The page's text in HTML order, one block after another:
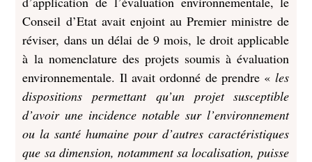
Conseil d’Etat avait enjoint au Premier ministre de
réviser, dans un délai de 9 mois, le droit applicable
à la nomenclature des projets soumis à évaluation
environnementale. Il avait ordonné de prendre «les
dispositions permettant qu’un projet susceptible
d’avoir une incidence notable sur l’environnement
ou la santé humaine pour d’autres caractéristiques
que sa dimension, notamment sa localisation, puisse